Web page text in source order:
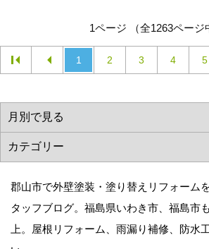
1ページ （全1263ページ
1 2 3 4 5
郡山市で外壁塗装・塗り替えリフォーム
タッフブログ。福島県いわき市、福島市
上。屋根リフォーム、雨漏り補修、防水